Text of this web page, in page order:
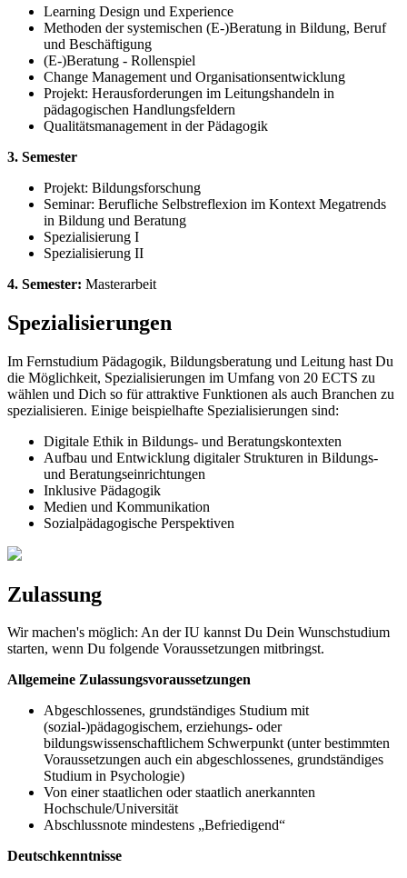
Learning Design und Experience
Methoden der systemischen (E-)Beratung in Bildung, Beruf
und Beschäftigung
(E-)Beratung - Rollenspiel
Change Management und Organisationsentwicklung
Projekt: Herausforderungen im Leitungshandeln in
pädagogischen Handlungsfeldern
Qualitätsmanagement in der Pädagogik
3. Semester
Projekt: Bildungsforschung
Seminar: Berufliche Selbstreflexion im Kontext Megatrends
in Bildung und Beratung
Spezialisierung I
Spezialisierung II
4. Semester: Masterarbeit
Spezialisierungen
Im Fernstudium Pädagogik, Bildungsberatung und Leitung hast Du
die Möglichkeit, Spezialisierungen im Umfang von 20 ECTS zu
wählen und Dich so für attraktive Funktionen als auch Branchen zu
spezialisieren. Einige beispielhafte Spezialisierungen sind:
Digitale Ethik in Bildungs- und Beratungskontexten
Aufbau und Entwicklung digitaler Strukturen in Bildungs-
und Beratungseinrichtungen
Inklusive Pädagogik
Medien und Kommunikation
Sozialpädagogische Perspektiven
Zulassung
Wir machen's möglich: An der IU kannst Du Dein Wunschstudium
starten, wenn Du folgende Voraussetzungen mitbringst.
Allgemeine Zulassungsvoraussetzungen
Abgeschlossenes, grundständiges Studium mit
(sozial-)pädagogischem, erziehungs- oder
bildungswissenschaftlichem Schwerpunkt (unter bestimmten
Voraussetzungen auch ein abgeschlossenes, grundständiges
Studium in Psychologie)
Von einer staatlichen oder staatlich anerkannten
Hochschule/Universität
Abschlussnote mindestens „Befriedigend“
Deutschkenntnisse